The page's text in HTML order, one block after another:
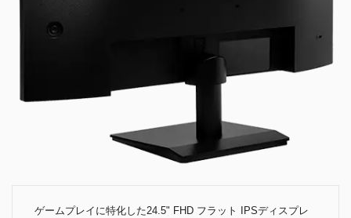
ゲームプレイに特化した24.5" FHD フラット IPSディスプレ